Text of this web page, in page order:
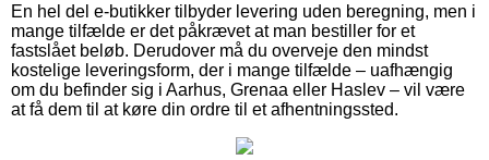
En hel del e-butikker tilbyder levering uden beregning, men i
mange tilfælde er det påkrævet at man bestiller for et
fastslået beløb. Derudover må du overveje den mindst
kostelige leveringsform, der i mange tilfælde – uafhængig
om du befinder sig i Aarhus, Grenaa eller Haslev – vil være
at få dem til at køre din ordre til et afhentningssted.